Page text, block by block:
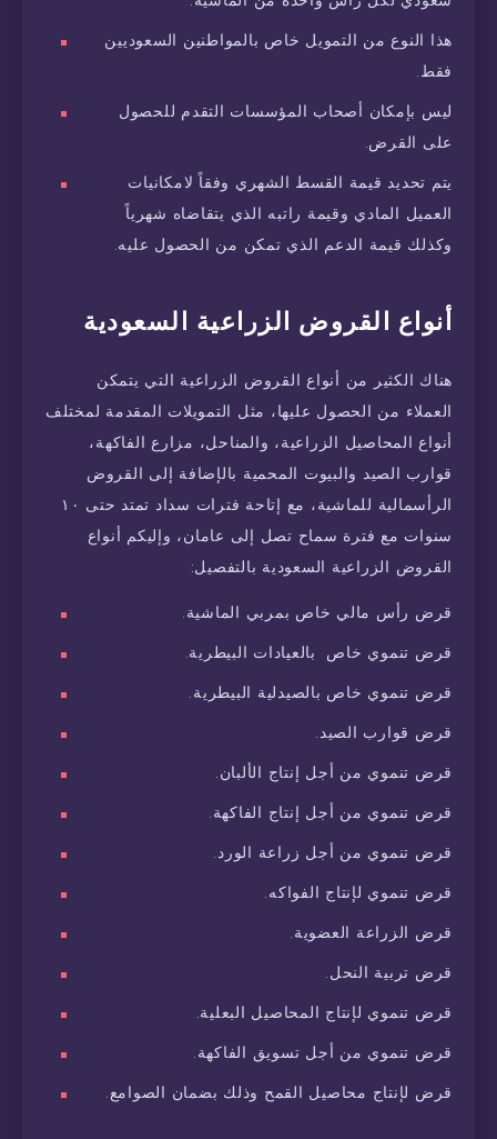
هذا النوع من التمويل خاص بالمواطنين السعوديين
فقط.
ليس بإمكان أصحاب المؤسسات التقدم للحصول
على القرض.
يتم تحديد قيمة القسط الشهري وفقاً لامكانيات
العميل المادي وقيمة راتبه الذي يتقاضاه شهرياً
وكذلك قيمة الدعم الذي تمكن من الحصول عليه.
أنواع القروض الزراعية السعودية
هناك الكثير من أنواع القروض الزراعية التي يتمكن
العملاء من الحصول عليها، مثل التمويلات المقدمة لمختلف
أنواع المحاصيل الزراعية، والمناحل، مزارع الفاكهة،
قوارب الصيد والبيوت المحمية بالإضافة إلى القروض
الرأسمالية للماشية، مع إتاحة فترات سداد تمتد حتى ١٠
سنوات مع فترة سماح تصل إلى عامان، وإليكم أنواع
القروض الزراعية السعودية بالتفصيل:
قرض رأس مالي خاص بمربي الماشية.
قرض تنموي خاص بالعيادات البيطرية.
قرض تنموي خاص بالصيدلية البيطرية.
قرض قوارب الصيد.
قرض تنموي من أجل إنتاج الألبان.
قرض تنموي من أجل إنتاج الفاكهة.
قرض تنموي من أجل زراعة الورد.
قرض تنموي لإنتاج الفواكه.
قرض الزراعة العضوية.
قرض تربية النحل.
قرض تنموي لإنتاج المحاصيل البعلية.
قرض تنموي من أجل تسويق الفاكهة.
قرض لإنتاج محاصيل القمح وذلك بضمان الصوامع.